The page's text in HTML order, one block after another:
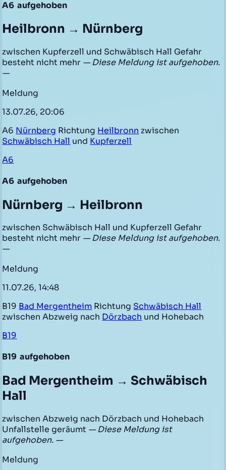
A6 aufgehoben
Heilbronn → Nürnberg
zwischen Kupferzell und Schwäbisch Hall Gefahr
besteht nicht mehr — Diese Meldung ist aufgehoben.
—
Meldung
13.07.26, 20:06
A6 Nürnberg Richtung Heilbronn zwischen
Schwäbisch Hall und Kupferzell
A6
A6 aufgehoben
Nürnberg → Heilbronn
zwischen Schwäbisch Hall und Kupferzell Gefahr
besteht nicht mehr — Diese Meldung ist aufgehoben.
—
Meldung
11.07.26, 14:48
B19 Bad Mergentheim Richtung Schwäbisch Hall
zwischen Abzweig nach Dörzbach und Hohebach
B19
B19 aufgehoben
Bad Mergentheim → Schwäbisch
Hall
zwischen Abzweig nach Dörzbach und Hohebach
Unfallstelle geräumt — Diese Meldung ist
aufgehoben. —
Meldung